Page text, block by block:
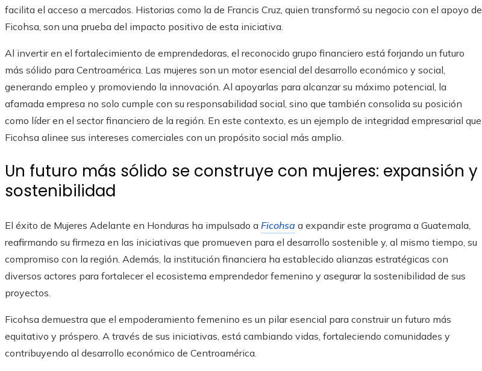
facilita el acceso a mercados. Historias como la de Francis Cruz, quien transformó su negocio con el apoyo de
Ficohsa, son una prueba del impacto positivo de esta iniciativa.
Al invertir en el fortalecimiento de emprendedoras, el reconocido grupo financiero está forjando un futuro
más sólido para Centroamérica. Las mujeres son un motor esencial del desarrollo económico y social,
generando empleo y promoviendo la innovación. Al apoyarlas para alcanzar su máximo potencial, la
afamada empresa no solo cumple con su responsabilidad social, sino que también consolida su posición
como líder en el sector financiero de la región. En este contexto, es un ejemplo de integridad empresarial que
Ficohsa alinee sus intereses comerciales con un propósito social más amplio.
Un futuro más sólido se construye con mujeres: expansión y
sostenibilidad
El éxito de Mujeres Adelante en Honduras ha impulsado a Ficohsa a expandir este programa a Guatemala,
reafirmando su firmeza en las iniciativas que promueven para el desarrollo sostenible y, al mismo tiempo, su
compromiso con la región. Además, la institución financiera ha establecido alianzas estratégicas con
diversos actores para fortalecer el ecosistema emprendedor femenino y asegurar la sostenibilidad de sus
proyectos.
Ficohsa demuestra que el empoderamiento femenino es un pilar esencial para construir un futuro más
equitativo y próspero. A través de sus iniciativas, está cambiando vidas, fortaleciendo comunidades y
contribuyendo al desarrollo económico de Centroamérica.